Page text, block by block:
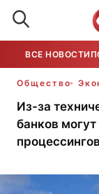
ВСЕ НОВОСТИ
Общество
Из-за
банков